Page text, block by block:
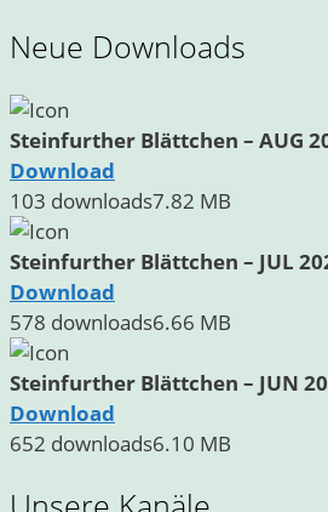
Neue Downloads
Steinfurther Blättchen – AUG
Download
103 downloads7.82 MB
Steinfurther Blättchen – JUL
Download
578 downloads6.66 MB
Steinfurther Blättchen – JUN
Download
652 downloads6.10 MB